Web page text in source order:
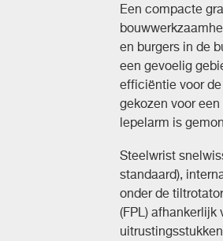
Een compacte
en burgers in de
een gevoelig
efficiëntie voor
gekozen voor
lepelarm is
Steelwrist
standaard),
onder de
(FPL)